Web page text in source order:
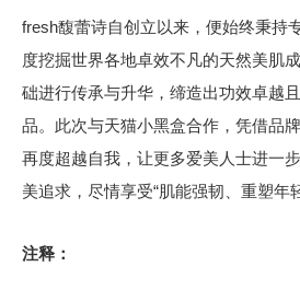
fresh馥蕾诗自创立以来，便始终秉持
度挖掘世界各地卓效不凡的天然美肌
础进行传承与升华，缔造出功效卓越
品。此次与天猫小黑盒合作，凭借品
再度超越自我，让更多爱美人士进一
美追求，尽情享受“肌能强韧、重塑年
注释：